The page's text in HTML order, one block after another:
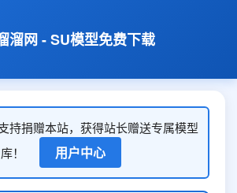
溜网 - SU模型免费下载
持捐赠本站，获得站长赠送专属模型
库！
用户中心